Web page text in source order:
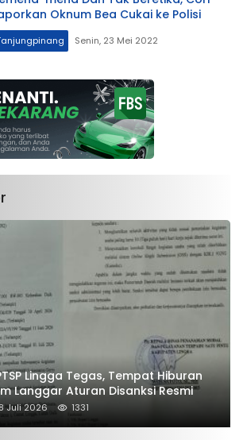
Oknum Bea Cukai ke Polisi
Senin, 23 Mei 2022
Lingga Tegas, Tempat Hiburan
Langgar Aturan Disanksi Resmi
Juli 2026 1331